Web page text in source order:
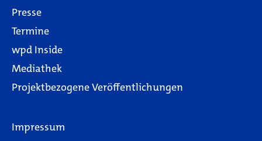
Presse
Termine
wpd Inside
Mediathek
Projektbezogene Veröffentlichungen
Impressum